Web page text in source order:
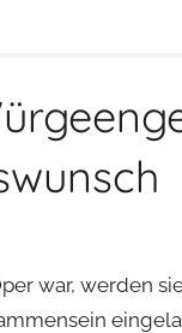
war, werden